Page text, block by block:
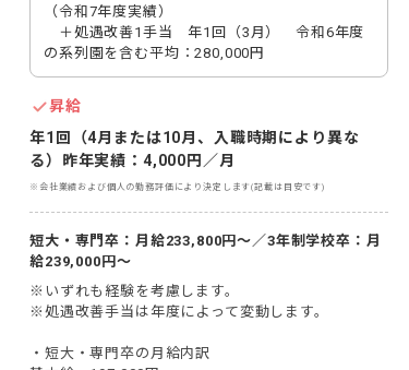
（令和7年度実績）
＋処遇改善1手当　年1回（3月）　令和6年度
の系列園を含む平均：280,000円
昇給
年1回（4月または10月、入職時期により異な
る）昨年実績：4,000円／月
※会社業績および個人の勤務評価により決定します(記載は目安です)
短大・専門卒：月給233,800円～／3年制学校卒：月
給239,000円～
※いずれも経験を考慮します。
※処遇改善手当は年度によって変動します。
・短大・専門卒の月給内訳